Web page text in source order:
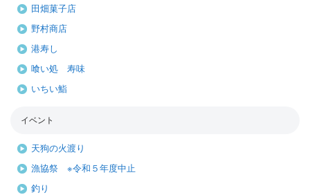
田畑菓子店
野村商店
港寿し
喰い処 寿味
いちい鮨
イベント
天狗の火渡り
漁協祭 ※令和５年度中止
釣り